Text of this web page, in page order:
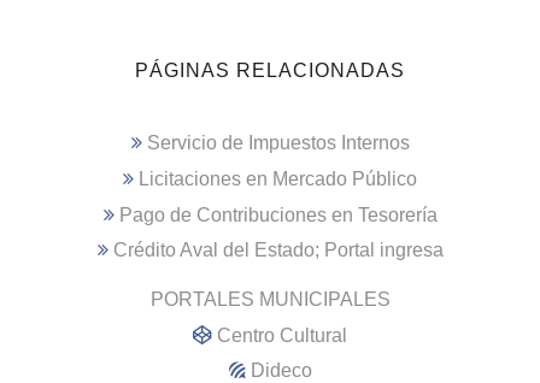
PÁGINAS RELACIONADAS
Servicio de Impuestos Internos
Licitaciones en Mercado Público
Pago de Contribuciones en Tesorería
Crédito Aval del Estado; Portal ingresa
PORTALES MUNICIPALES
Centro Cultural
Dideco